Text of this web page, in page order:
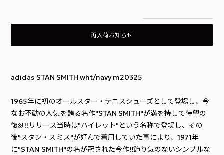
再入荷お知らせ
adidas STAN SMITH wht/navy m20325
1965年に初のオールスター・テニスシューズとして登場し、今
なお不動の人気を誇る名作"STAN SMITH"が満を持して待望の
復刻!!リリース当時は"ハイレット"という名称で登場し、その
後"スタン・スミス"が好んで着用していた事により、1971年
に"STAN SMITH"の名が冠された今作!!飾り気のないシンプルな